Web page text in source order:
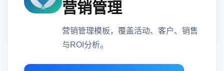
营销管理
营销管理模板，覆盖活动、客户、销售
与ROI分析。